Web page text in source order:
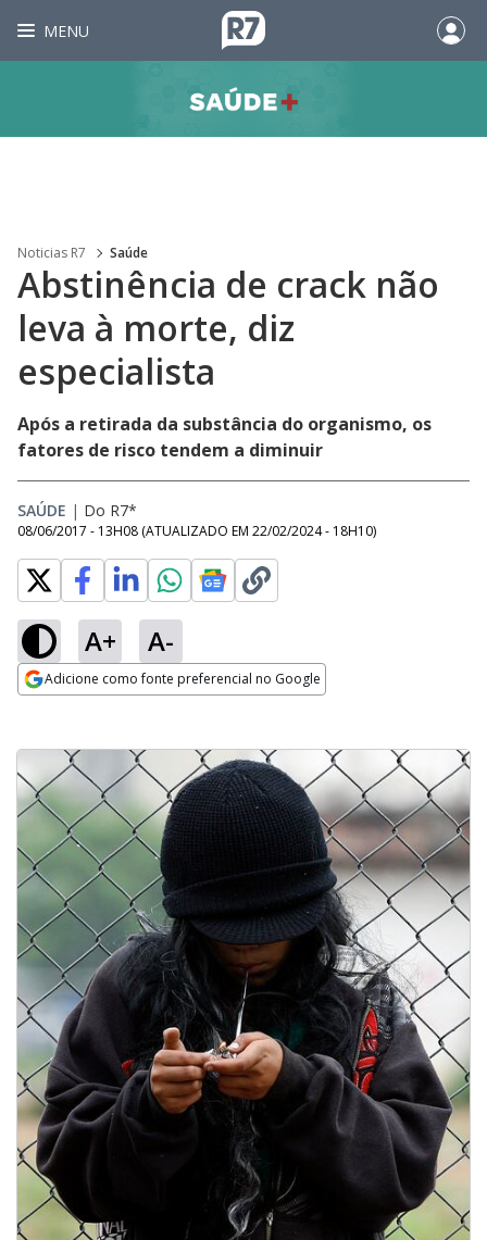
MENU
Noticias R7 Saúde
Abstinência de crack não
leva à morte, diz
especialista
Após a retirada da substância do organismo, os
fatores de risco tendem a diminuir
SAÚDE | Do R7*
08/06/2017 - 13H08 (ATUALIZADO EM 22/02/2024 - 18H10)
A+ A-
Adicione como fonte preferencial no Google